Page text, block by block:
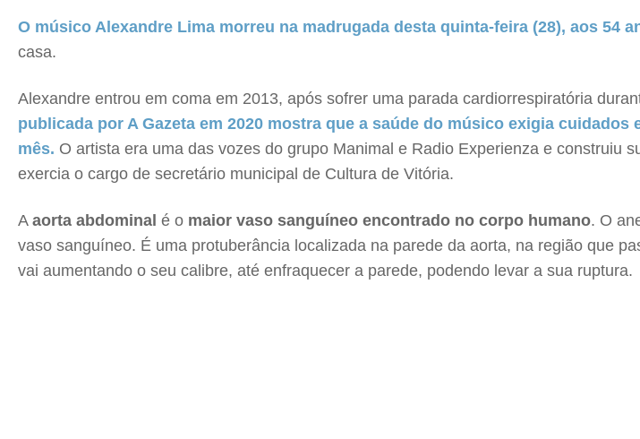
O músico Alexandre Lima morreu na madrugada desta quinta-feira (28), aos 54
casa.
Alexandre entrou em coma em 2013, após sofrer uma parada cardiorrespiratória
publicada por A Gazeta em 2020 mostra que a saúde do músico exigia
mês. O artista era uma das vozes do grupo Manimal e Radio Experienza e construiu
exercia o cargo de secretário municipal de Cultura de Vitória.
A aorta abdominal é o maior vaso sanguíneo encontrado no corpo humano. O
vaso sanguíneo. É uma protuberância localizada na parede da aorta, na região que
vai aumentando o seu calibre, até enfraquecer a parede, podendo levar a sua ruptura.